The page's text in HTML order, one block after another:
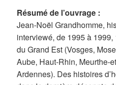
Résumé de l’ouvrage :
Jean-Noël Grandhomme,
interviewé, de 1995 à
du Grand Est (Vosges,
Aube, Haut-Rhin, Meurthe-
Ardennes). Des histoires